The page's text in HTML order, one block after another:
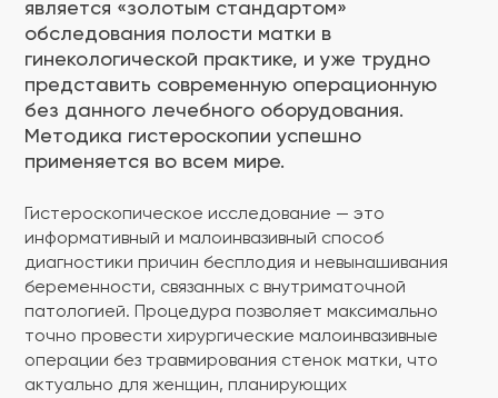
является «золотым стандартом»
обследования полости матки в
гинекологической практике, и уже трудно
представить современную операционную
без данного лечебного оборудования.
Методика гистероскопии успешно
применяется во всем мире.
Гистероскопическое исследование — это
информативный и малоинвазивный способ
диагностики причин бесплодия и невынашивания
беременности, связанных с внутриматочной
патологией. Процедура позволяет максимально
точно провести хирургические малоинвазивные
операции без травмирования стенок матки, что
актуально для женщин, планирующих